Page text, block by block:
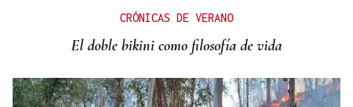
Las compañías de autobuses recomiendan
saturaciones el día del eclipse
CRÓNICAS DE VERANO
El doble bikini como filosofía de vida